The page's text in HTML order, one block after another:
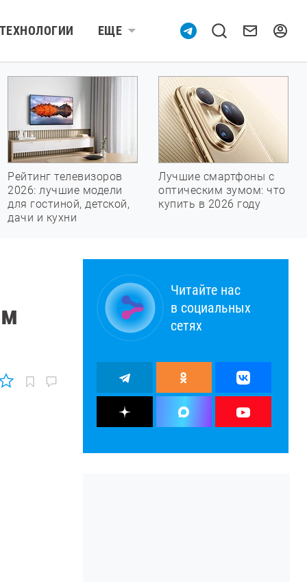
ТЕХНОЛОГИИ ЕЩЕ
Рейтинг телевизоров
2026: лучшие модели
для гостиной, детской,
дачи и кухни
Лучшие смартфоны с
оптическим зумом: что
купить в 2026 году
Читайте нас
в социальных
сетях